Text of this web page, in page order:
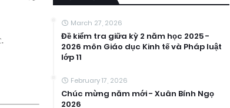
March 27, 2026
Đề kiểm tra giữa kỳ 2 năm học 2025 -
2026 môn Giáo dục Kinh tế và Pháp luật
lớp 11
February 17, 2026
Chúc mừng năm mới - Xuân Bính Ngọ
2026